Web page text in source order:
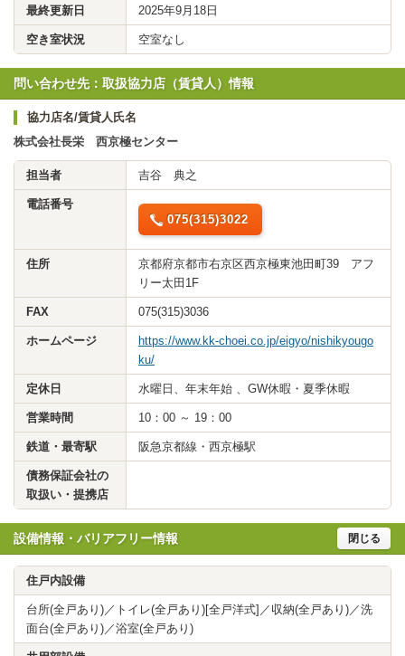
最終更新日 2025年9月18日
空き室状況 空室なし
問い合わせ先：取扱協力店（賃貸人）情報
協力店名/賃貸人氏名
株式会社長栄 西京極センター
担当者 吉谷 典之
電話番号
075(315)3022
住所
京都府京都市右京区西京極東池田町39 アフ
リー太田1F
FAX 075(315)3036
ホームページ
https://www.kk-choei.co.jp/eigyo/nishikyougo
ku/
定休日 水曜日、年末年始 、GW休暇・夏季休暇
営業時間 10：00 ～ 19：00
鉄道・最寄駅 阪急京都線・西京極駅
債務保証会社の
取扱い・提携店
設備情報・バリアフリー情報 閉じる
住戸内設備
台所(全戸あり)／トイレ(全戸あり)[全戸洋式]／収納(全戸あり)／洗
面台(全戸あり)／浴室(全戸あり)